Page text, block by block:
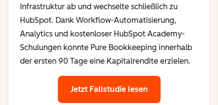
Infrastruktur ab und wechselte schließlich zu
HubSpot. Dank Workflow-Automatisierung,
Analytics und kostenloser HubSpot Academy-
Schulungen konnte Pure Bookkeeping innerhalb
der ersten 90 Tage eine Kapitalrendite erzielen.
Jetzt Fallstudie lesen